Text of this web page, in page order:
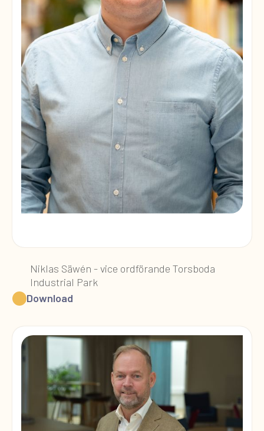
Niklas Säwén - vice ordförande Torsboda
Industrial Park
Download